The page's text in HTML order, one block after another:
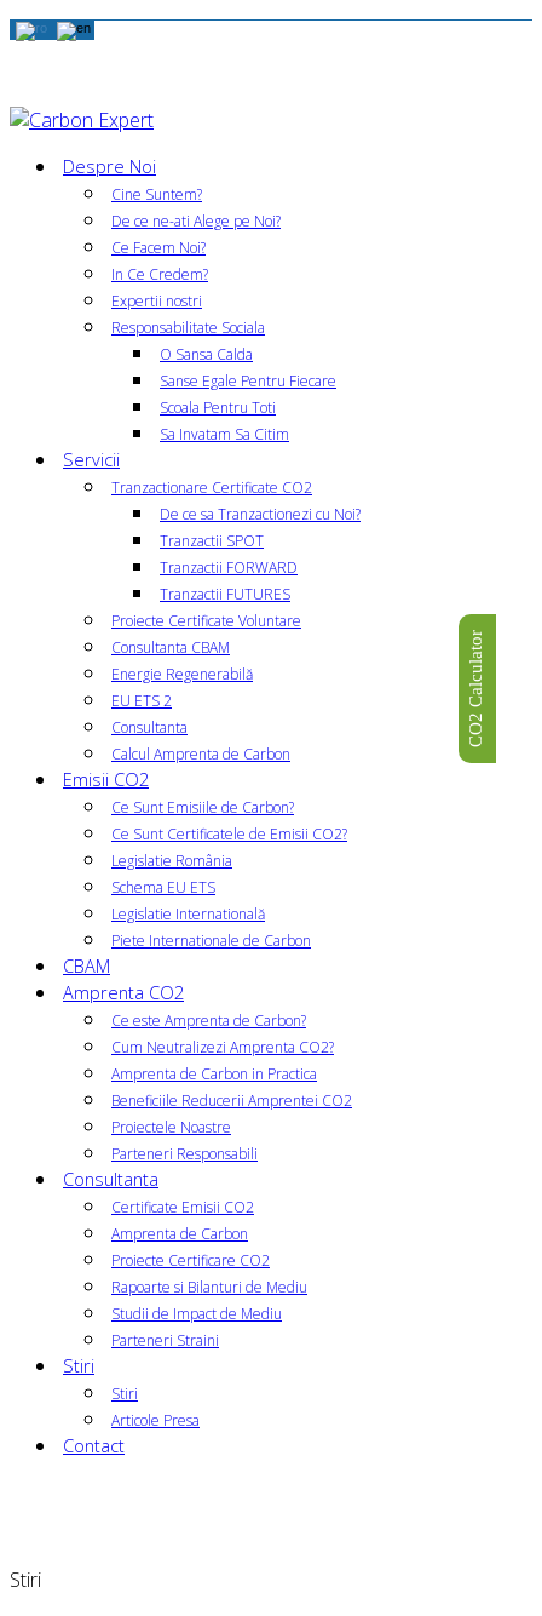
Despre Noi
Cine Suntem?
De ce ne-ati Alege pe Noi?
Ce Facem Noi?
In Ce Credem?
Expertii nostri
Responsabilitate Sociala
O Sansa Calda
Sanse Egale Pentru Fiecare
Scoala Pentru Toti
Sa Invatam Sa Citim
Servicii
Tranzactionare Certificate CO2
De ce sa Tranzactionezi cu Noi?
Tranzactii SPOT
Tranzactii FORWARD
Tranzactii FUTURES
Proiecte Certificate Voluntare
Consultanta CBAM
Energie Regenerabilă
EU ETS 2
Consultanta
Calcul Amprenta de Carbon
Emisii CO2
Ce Sunt Emisiile de Carbon?
Ce Sunt Certificatele de Emisii CO2?
Legislatie România
Schema EU ETS
Legislatie Internatională
Piete Internationale de Carbon
CBAM
Amprenta CO2
Ce este Amprenta de Carbon?
Cum Neutralizezi Amprenta CO2?
Amprenta de Carbon in Practica
Beneficiile Reducerii Amprentei CO2
Proiectele Noastre
Parteneri Responsabili
Consultanta
Certificate Emisii CO2
Amprenta de Carbon
Proiecte Certificare CO2
Rapoarte si Bilanturi de Mediu
Studii de Impact de Mediu
Parteneri Straini
Stiri
Stiri
Articole Presa
Contact
Stiri
CO2 Calculator